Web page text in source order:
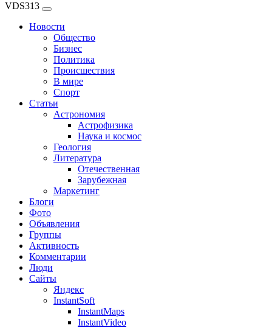
VDS313
Новости
Общество
Бизнес
Политика
Происшествия
В мире
Спорт
Статьи
Астрономия
Астрофизика
Наука и космос
Геология
Литература
Отечественная
Зарубежная
Маркетинг
Блоги
Фото
Объявления
Группы
Активность
Комментарии
Люди
Сайты
Яндекс
InstantSoft
InstantMaps
InstantVideo